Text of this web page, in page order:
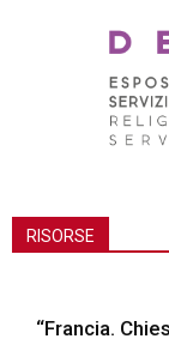
RISORSE
“Francia.